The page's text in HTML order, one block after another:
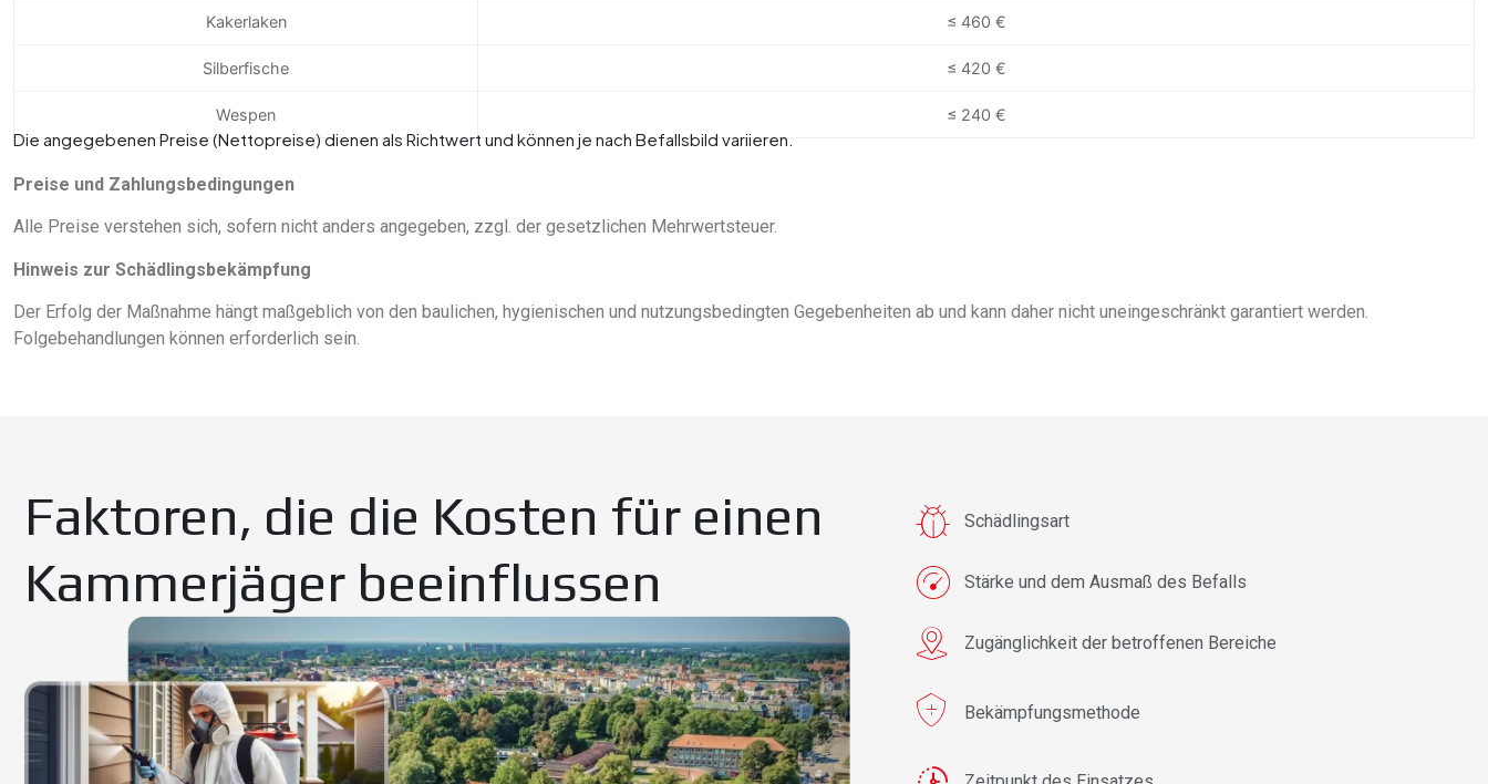
Kakerlaken ≤ 460 €
Silberfische ≤ 420 €
Wespen ≤ 240 €
Die angegebenen Preise (Nettopreise) dienen als Richtwert und können je nach Befallsbild variieren.
Preise und Zahlungsbedingungen
Alle Preise verstehen sich, sofern nicht anders angegeben, zzgl. der gesetzlichen Mehrwertsteuer.
Hinweis zur Schädlingsbekämpfung
Der Erfolg der Maßnahme hängt maßgeblich von den baulichen, hygienischen und nutzungsbedingten Gegebenheiten ab und kann daher nicht uneingeschränkt garantiert werden.
Folgebehandlungen können erforderlich sein.
Faktoren, die die Kosten für einen
Kammerjäger beeinflussen
Schädlingsart
Stärke und dem Ausmaß des Befalls
Zugänglichkeit der betroffenen Bereiche
Bekämpfungsmethode